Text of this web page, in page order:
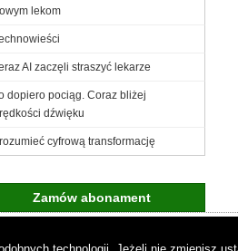
lekom
AI zaczęli straszyć lekarze
dopiero pociąg. Coraz bliżej
dźwięku
cyfrową transformację
Zamów abonament